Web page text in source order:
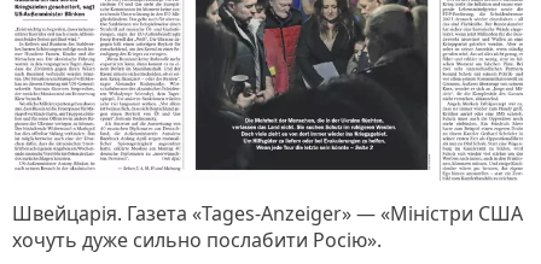
Швейцарія. Газета «Tages-Anzeiger» — «Міністри США
хочуть дуже сильно послабити Росію».